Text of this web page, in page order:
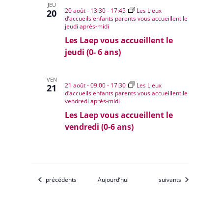
JEU
20
Les Laep vous accueillent le
jeudi (0- 6 ans)
20 août - 13:30- 17:45
Les Lieux
d’accueils enfants parents vous accueillent le
jeudi après-midi
VEN
21
Les Laep vous accueillent le
vendredi (0-6 ans)
21 août - 09:00- 17:30
Les Lieux
d’accueils enfants parents vous accueillent le
vendredi après-midi
Évènements
précédents Aujourd’hui Évènements
suivants